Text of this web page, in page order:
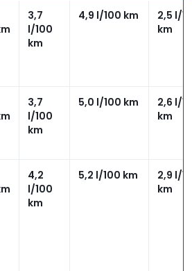
3,7
l/100
km
4,9 l/100 km
2,5 l/
km
3,7
l/100
km
5,0 l/100 km
2,6 l/
km
4,2
l/100
km
5,2 l/100 km
2,9 l/
km